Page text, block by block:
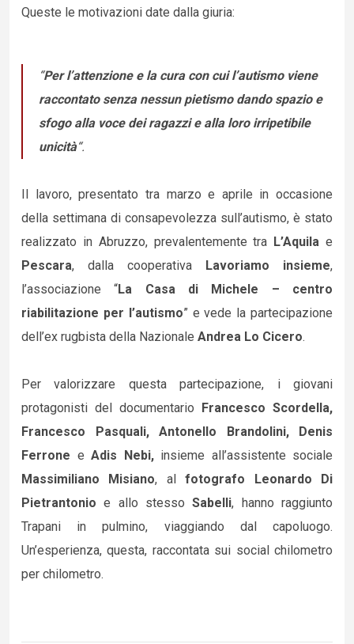
Queste le motivazioni date dalla giuria:
“Per l’attenzione e la cura con cui l’autismo viene
raccontato senza nessun pietismo dando spazio e
sfogo alla voce dei ragazzi e alla loro irripetibile
unicità“.
Il lavoro, presentato tra marzo e aprile in occasione
della settimana di consapevolezza sull’autismo, è stato
realizzato in Abruzzo, prevalentemente tra L’Aquilae
Pescara, dalla cooperativa Lavoriamo insieme,
l’associazione “La Casa di Michele – centro
riabilitazione per l’autismo” e vede la partecipazione
dell’ex rugbista della Nazionale Andrea Lo Cicero.
Per valorizzare questa partecipazione, i giovani
protagonisti del documentario Francesco Scordella,
Francesco Pasquali, Antonello Brandolini, Denis
Ferrone e Adis Nebi,insieme all’assistente sociale
Massimiliano Misiano, alfotografo Leonardo Di
Pietrantonio e allo stessoSabelli, hanno raggiunto
Trapani in pulmino, viaggiando dal capoluogo.
Un’esperienza, questa, raccontata sui social chilometro
per chilometro.